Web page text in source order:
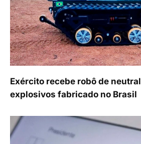
Exército recebe robô de
explosivos fabricado no Brasil